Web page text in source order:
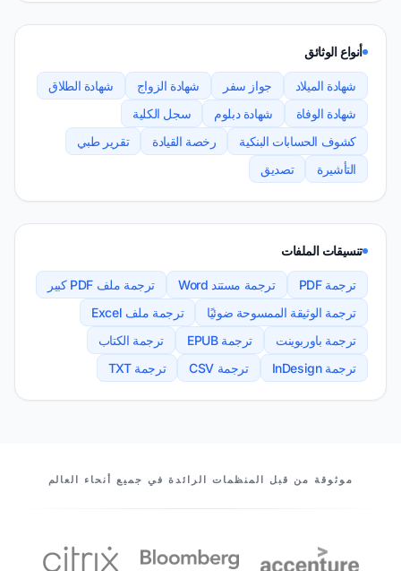
أنواع الوثائق
شهادة الميلاد جواز سفر شهادة الزواج
شهادة الطلاق
شهادة الوفاة
شهادة دبلوم
سجل الكلية
كشوف الحسابات البنكية
رخصة القيادة
تقرير طبي
التأشيرة
تصديق
تنسيقات الملفات
ترجمة PDF ترجمة مستند Word
ترجمة ملف PDF كبير
ترجمة الوثيقة الممسوحة ضوئيًا
ترجمة ملف Excel
ترجمة باوربوينت
ترجمة EPUB
ترجمة الكتاب
ترجمة InDesign
ترجمة CSV ترجمة TXT
موثوقة من قبل المنظمات الرائدة في جميع أنحاء العالم